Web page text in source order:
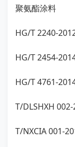
聚氨酯涂料
HG/T 2240-
HG/T 2454-
HG/T 4761-
T/DLSHXH
T/NXCIA 001-